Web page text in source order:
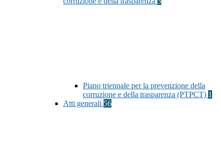
Piano triennale per la prevenzione della
corruzione e della trasparenza (PTPCT) 1
Atti generali 56